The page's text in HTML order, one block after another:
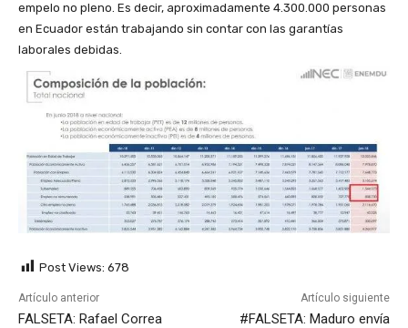
empelo no pleno. Es decir, aproximadamente 4.300.000 personas
en Ecuador están trabajando sin contar con las garantías
laborales debidas.
Post Views: 678
Artículo anterior
FALSETA: Rafael Correa
Artículo siguiente
#FALSETA: Maduro envía